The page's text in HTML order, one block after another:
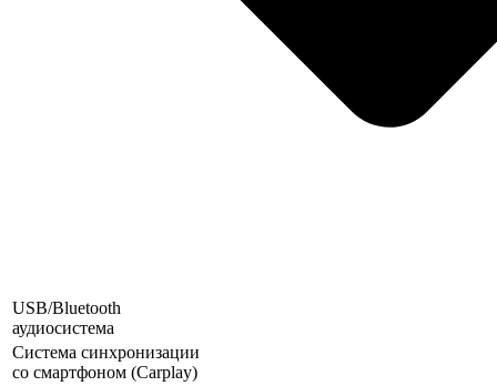
USB/Bluetooth
аудиосистема
Система синхронизации
со смартфоном (Carplay)